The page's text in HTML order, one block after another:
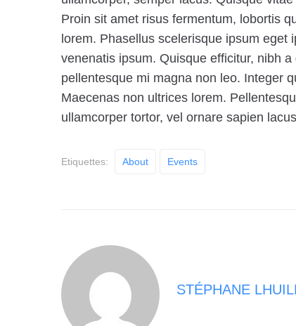
Proin sit amet risus fermentum, lobortis
lorem. Phasellus scelerisque ipsum eget
venenatis ipsum. Quisque efficitur, nibh
pellentesque mi magna non leo. Integer
Maecenas non ultrices lorem.
ullamcorper tortor, vel ornare sapien
Etiquettes: About Events
STÉPHANE